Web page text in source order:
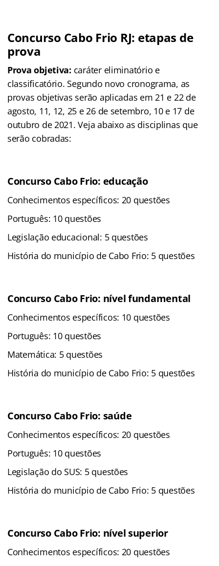
Concurso Cabo Frio RJ: etapas de
prova
Prova objetiva: caráter eliminatório e
classificatório. Segundo novo cronograma, as
provas objetivas serão aplicadas em 21 e 22 de
agosto, 11, 12, 25 e 26 de setembro, 10 e 17 de
outubro de 2021. Veja abaixo as disciplinas que
serão cobradas:
Concurso Cabo Frio: educação
Conhecimentos específicos: 20 questões
Português: 10 questões
Legislação educacional: 5 questões
História do município de Cabo Frio: 5 questões
Concurso Cabo Frio: nível fundamental
Conhecimentos específicos: 10 questões
Português: 10 questões
Matemática: 5 questões
História do município de Cabo Frio: 5 questões
Concurso Cabo Frio: saúde
Conhecimentos específicos: 20 questões
Português: 10 questões
Legislação do SUS: 5 questões
História do município de Cabo Frio: 5 questões
Concurso Cabo Frio: nível superior
Conhecimentos específicos: 20 questões